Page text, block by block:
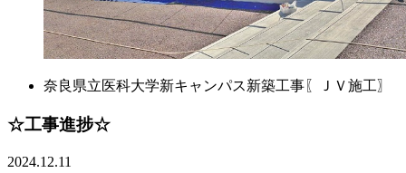
奈良県立医科大学新キャンパス新築工事〖ＪＶ施工〗
☆工事進捗☆
2024.12.11